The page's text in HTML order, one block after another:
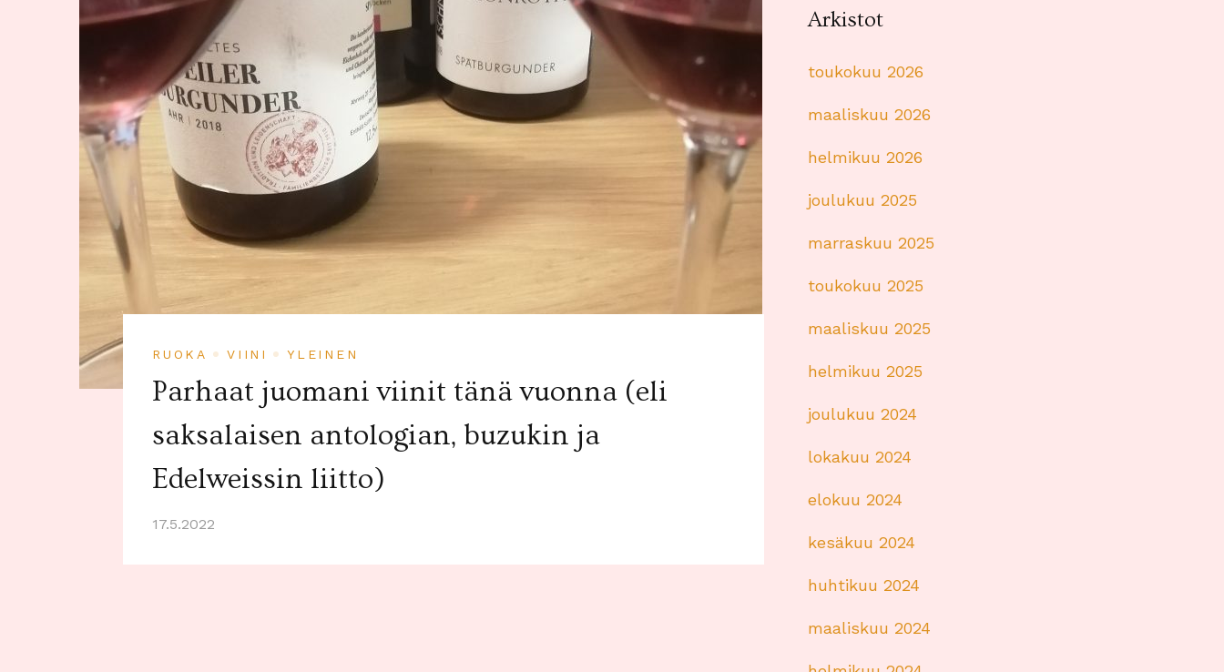
RUOKA VIINI YLEINEN
Parhaat juomani viinit tänä vuonna (eli
saksalaisen antologian, buzukin ja
Edelweissin liitto)
17.5.2022
Arkistot
toukokuu 2026
maaliskuu 2026
helmikuu 2026
joulukuu 2025
marraskuu 2025
toukokuu 2025
maaliskuu 2025
helmikuu 2025
joulukuu 2024
lokakuu 2024
elokuu 2024
kesäkuu 2024
huhtikuu 2024
maaliskuu 2024